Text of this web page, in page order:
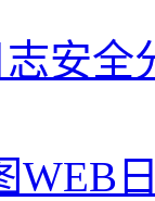
安全
WEB